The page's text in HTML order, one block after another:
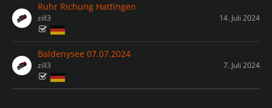
Ruhr Richung Hattingen
zill3 14. Juli 2024
Baldenysee 07.07.2024
zill3 7. Juli 2024